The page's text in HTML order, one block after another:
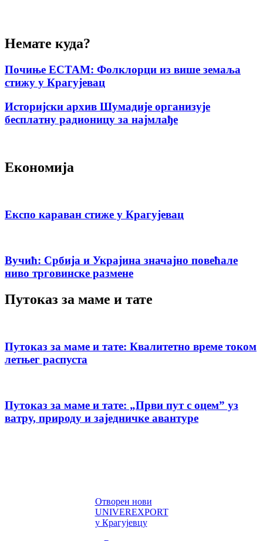
Немате куда?
Почиње ЕСТАМ: Фолклорци из више земаља
стижу у Крагујевац
Историјски архив Шумадије организује
бесплатну радионицу за најмлађе
Економија
Експо караван стиже у Крагујевац
Вучић: Србија и Украјина значајно повећале
ниво трговинске размене
Путоказ за маме и тате
Путоказ за маме и тате: Квалитетно време током
летњег распуста
Путоказ за маме и тате: „Први пут с оцемˮ уз
ватру, природу и заједничке авантуре
Отворен нови
UNIVEREXPORT
у Крагујевцу